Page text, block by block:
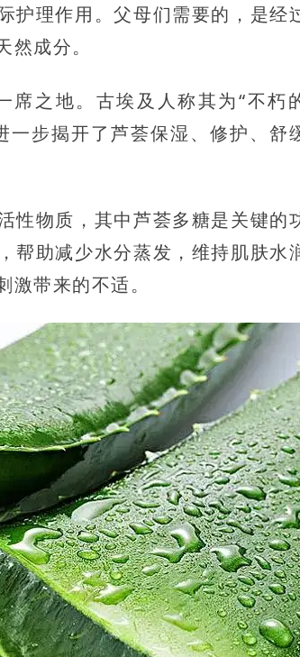
护理作用。父母们需要的，是经
成分。
之地。古埃及人称其为“不朽
步揭开了芦荟保湿、修护、舒
性物质，其中芦荟多糖是关键的
帮助减少水分蒸发，维持肌肤水
带来的不适。